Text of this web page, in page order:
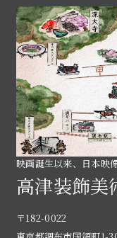
映画誕生以来、日本映
高津装飾美
〒182-0022